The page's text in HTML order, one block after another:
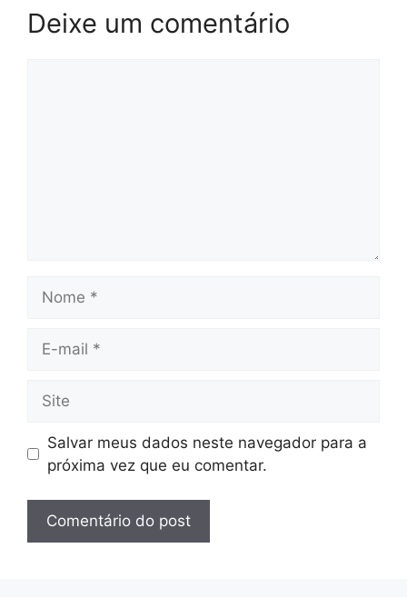
Deixe um comentário
mail
Salvar meus dados neste navegador para a
próxima vez que eu comentar.